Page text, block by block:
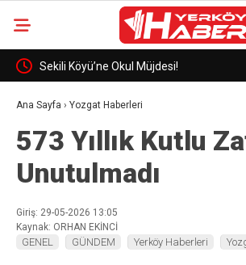
Sekili Köyü’ne Okul Müjdesi!
Ana Sayfa › Yozgat Haberleri
573 Yıllık Kutlu
Unutulmadı
Giriş: 29-05-2026 13:05
Kaynak: ORHAN EKİNCİ
GENEL GÜNDEM Yerköy Haberleri